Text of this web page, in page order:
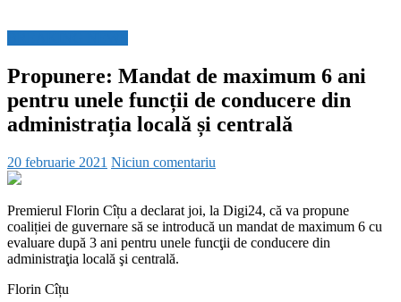
Propunere: Mandat de maximum 6 ani
pentru unele funcții de conducere din
administrația locală și centrală
20 februarie 2021 Niciun comentariu
Premierul Florin Cîțu a declarat joi, la Digi24, că va propune
coaliției de guvernare să se introducă un mandat de maximum 6 cu
evaluare după 3 ani pentru unele funcţii de conducere din
administraţia locală şi centrală.
Florin Cîțu